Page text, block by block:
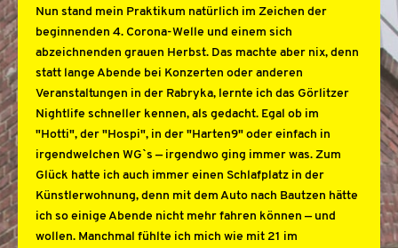
Nun stand mein Praktikum natürlich im Zeichen der
beginnenden 4. Corona-Welle und einem sich
abzeichnenden grauen Herbst. Das machte aber nix, denn
statt lange Abende bei Konzerten oder anderen
Veranstaltungen in der Rabryka, lernte ich das Görlitzer
Nightlife schneller kennen, als gedacht. Egal ob im
"Hotti", der "Hospi", in der "Harten9" oder einfach in
irgendwelchen WGˋs — irgendwo ging immer was. Zum
Glück hatte ich auch immer einen Schlafplatz in der
Künstlerwohnung, denn mit dem Auto nach Bautzen hätte
ich so einige Abende nicht mehr fahren können — und
wollen. Manchmal fühlte ich mich wie mit 21 im